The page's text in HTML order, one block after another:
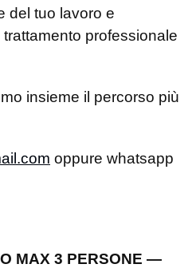
del tuo lavoro e
professionale
insieme il percorso più
oppure whatsapp
MAX 3 PERSONE —